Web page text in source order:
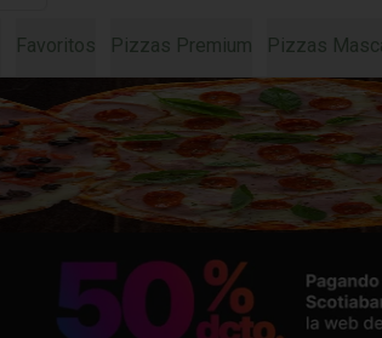
Favoritos Pizzas Premium Pizzas